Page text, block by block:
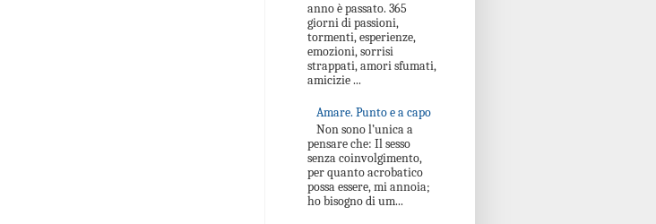
anno è passato. 365
giorni di passioni,
tormenti, esperienze,
emozioni, sorrisi
strappati, amori sfumati,
amicizie ...
Amare. Punto e a capo
Non sono l’unica a
pensare che: Il sesso
senza coinvolgimento,
per quanto acrobatico
possa essere, mi annoia;
ho bisogno di um...